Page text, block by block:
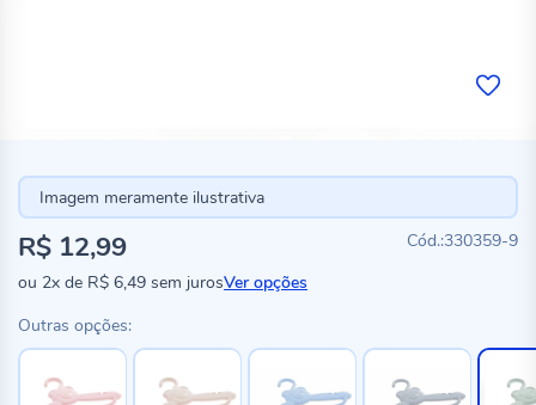
Imagem meramente ilustrativa
330359-9
R$ 12,99
ou 2x de R$ 6,49 sem jurosVer opções
Outras opções: